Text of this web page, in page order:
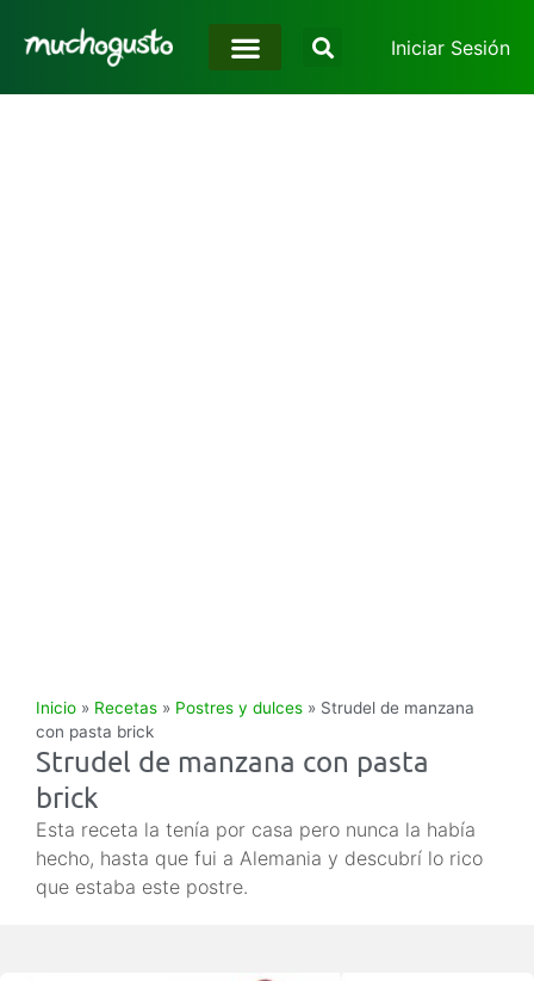
Iniciar Sesión
Inicio » Recetas » Postres y dulces » Strudel de manzana
con pasta brick
Strudel de manzana con pasta
brick
Esta receta la tenía por casa pero nunca la había
hecho, hasta que fui a Alemania y descubrí lo rico
que estaba este postre.